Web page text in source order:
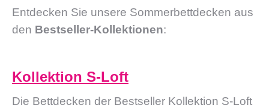
Entdecken Sie unsere Sommerbettdecken aus
den Bestseller-Kollektionen:
Kollektion S-Loft
Die Bettdecken der Bestseller Kollektion S-Loft